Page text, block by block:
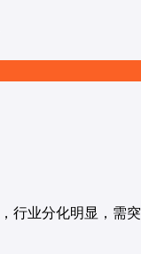
行业分化明显，需突